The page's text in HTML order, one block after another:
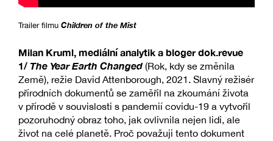
Trailer filmu Children of the Mist
Milan Kruml, mediální analytik a bloger dok.revue
1/ The Year Earth Changed (Rok, kdy se změnila
Země), režie David Attenborough, 2021. Slavný režisér
přírodních dokumentů se zaměřil na zkoumání života
v přírodě v souvislosti s pandemií covidu-19 a vytvořil
pozoruhodný obraz toho, jak ovlivnila nejen lidi, ale
život na celé planetě. Proč považuji tento dokument